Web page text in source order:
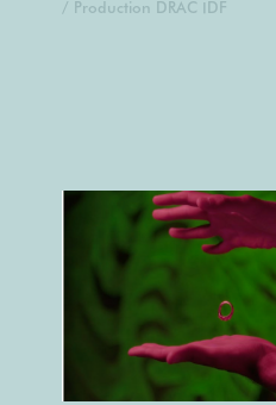
/ Production DRAC IDF